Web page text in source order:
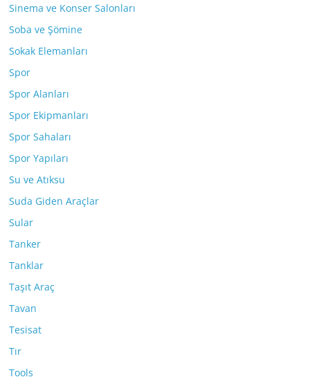
Sinema ve Konser Salonları
Soba ve Şömine
Sokak Elemanları
Spor
Spor Alanları
Spor Ekipmanları
Spor Sahaları
Spor Yapıları
Su ve Atıksu
Suda Giden Araçlar
Sular
Tanker
Tanklar
Taşıt Araç
Tavan
Tesisat
Tır
Tools